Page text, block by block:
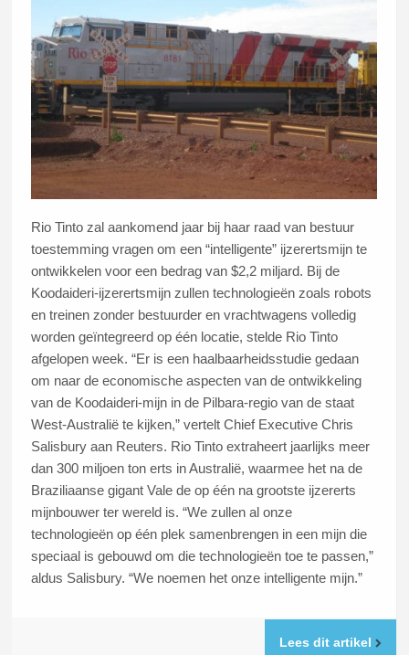
Rio Tinto zal aankomend jaar bij haar raad van bestuur
toestemming vragen om een “intelligente” ijzerertsmijn te
ontwikkelen voor een bedrag van $2,2 miljard. Bij de
Koodaideri-ijzerertsmijn zullen technologieën zoals robots
en treinen zonder bestuurder en vrachtwagens volledig
worden geïntegreerd op één locatie, stelde Rio Tinto
afgelopen week. “Er is een haalbaarheidsstudie gedaan
om naar de economische aspecten van de ontwikkeling
van de Koodaideri-mijn in de Pilbara-regio van de staat
West-Australië te kijken,” vertelt Chief Executive Chris
Salisbury aan Reuters. Rio Tinto extraheert jaarlijks meer
dan 300 miljoen ton erts in Australië, waarmee het na de
Braziliaanse gigant Vale de op één na grootste ijzererts
mijnbouwer ter wereld is. “We zullen al onze
technologieën op één plek samenbrengen in een mijn die
speciaal is gebouwd om die technologieën toe te passen,”
aldus Salisbury. “We noemen het onze intelligente mijn.”
Lees dit artikel